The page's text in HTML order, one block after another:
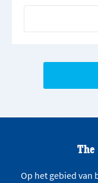
Op het gebied van